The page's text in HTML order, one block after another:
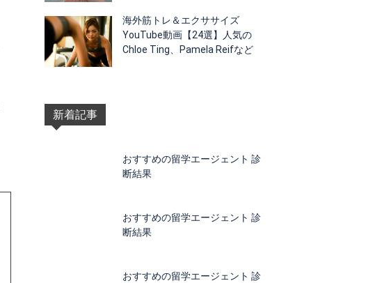
海外筋トレ＆エクササイズ
YouTube動画【24選】人気の
Chloe Ting、Pamela Reifなど
新着記事
おすすめの留学エージェント 診
断結果
おすすめの留学エージェント 診
断結果
おすすめの留学エージェント 診